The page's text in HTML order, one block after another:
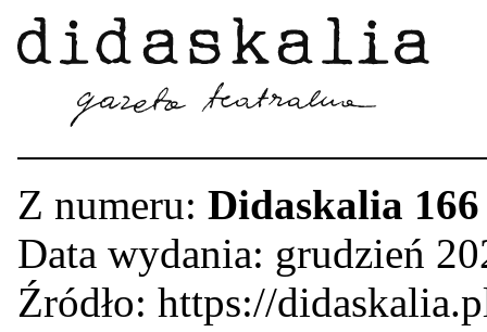
Z numeru: Didaskalia 166
Data wydania: grudzień
Źródło: https://